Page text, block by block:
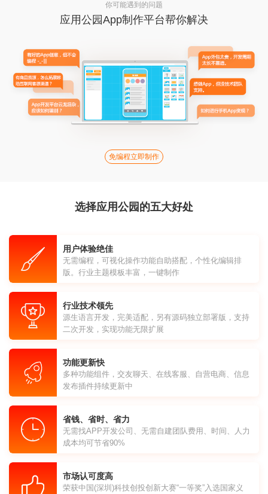
你可能遇到的问题
应用公园App制作平台帮你解决
免编程立即制作
选择应用公园的五大好处
用户体验绝佳
无需编程，可视化操作功能自助搭配，个性化编辑排
版。行业主题模板丰富，一键制作
行业技术领先
源生语言开发，完美适配，另有源码独立部署版，支持
二次开发，实现功能无限扩展
功能更新快
多种功能组件，交友聊天、在线客服、自营电商、信息
发布插件持续更新中
省钱、省时、省力
无需找APP开发公司、无需自建团队费用、时间、人力
成本均可节省90%
市场认可度高
荣获中国(深圳)科技创投创新大赛“一等奖”入选国家义